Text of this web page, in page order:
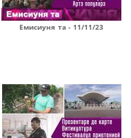
Емисиуня та - 11/11/23